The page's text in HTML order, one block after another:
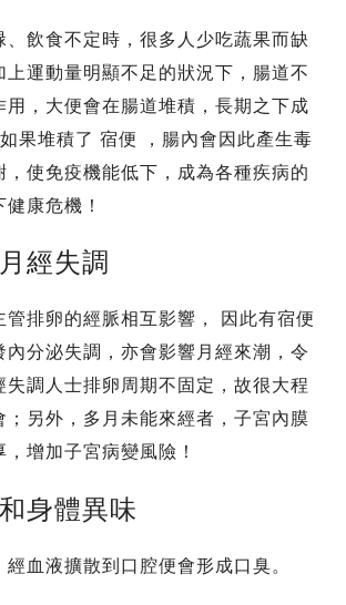
、飲食不定時，很多人少吃蔬果而缺
上運動量明顯不足的狀況下，腸道不
用，大便會在腸道堆積，長期之下成
果堆積了 宿便 ，腸內會因此產生毒
，使免疫機能低下，成為各種疾病的
康危機！
經失調
管排卵的經脈相互影響， 因此有宿便
內分泌失調，亦會影響月經來潮，令
失調人士排卵周期不固定，故很大程
；另外，多月未能來經者，子宮內膜
增加子宮病變風險！
身體異味
血液擴散到口腔便會形成口臭。